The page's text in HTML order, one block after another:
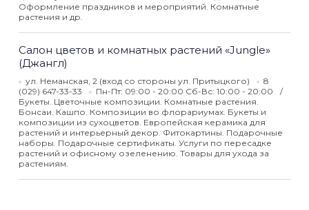
Оформление праздников и мероприятий. Комнатные
растения и др.
Салон цветов и комнатных растений «Jungle»
(Джангл)
ул. Неманская, 2 (вход со стороны ул. Притыцкого)
8
(029) 647-33-33
Пн-Пт: 09:00 - 20:00 Сб-Вс: 10:00 - 20:00
Букеты. Цветочные композиции. Комнатные растения.
Бонсаи. Кашпо. Композиции во флорариумах. Букеты и
композиции из сухоцветов. Европейская керамика для
растений и интерьерный декор. Фитокартины. Подарочные
наборы. Подарочные сертификаты. Услуги по пересадке
растений и офисному озеленению. Товары для ухода за
растениям.